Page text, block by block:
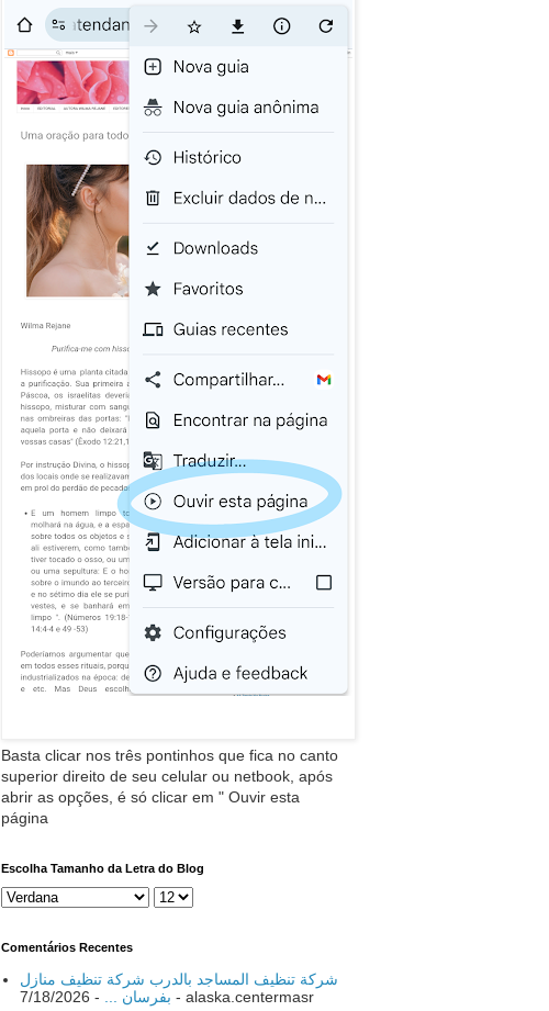
Basta clicar nos três pontinhos que fica no canto
superior direito de seu celular ou netbook, após
abrir as opções, é só clicar em " Ouvir esta
página
Escolha Tamanho da Letra do Blog
Comentários Recentes
شركة تنظيف المساجد بالدرب شركة تنظيف منازل
بفرسان ...
- 7/18/2026
- alaska.centermasr